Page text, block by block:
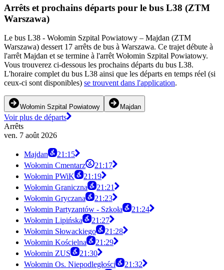
Arrêts et prochains départs pour le bus L38 (ZTM
Warszawa)
Le bus L38 - Wołomin Szpital Powiatowy – Majdan (ZTM
Warszawa) dessert 17 arrêts de bus à Warszawa. Ce trajet débute à
l'arrêt Majdan et se termine à l'arrêt Wołomin Szpital Powiatowy.
Vous trouverez ci-dessous les prochains départs du bus L38.
L'horaire complet du bus L38 ainsi que les départs en temps réel (si
ceux-ci sont disponibles) se trouvent dans l'application.
Wołomin Szpital Powiatowy Majdan
Voir plus de départs
Arrêts
ven. 7 août 2026
Majdan
21:15
Wołomin Cmentarz
21:17
Wołomin PWiK
21:19
Wołomin Graniczna
21:21
Wołomin Gryczana
21:23
Wołomin Partyzantów - Szkoła
21:24
Wołomin Lipińska
21:27
Wołomin Słowackiego
21:28
Wołomin Kościelna
21:29
Wołomin ZUS
21:30
Wołomin Os. Niepodległości
21:32